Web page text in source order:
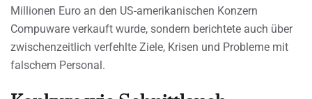
Millionen Euro an den US-amerikanischen Konzern
Compuware verkauft wurde, sondern berichtete auch über
zwischenzeitlich verfehlte Ziele, Krisen und Probleme mit
falschem Personal.